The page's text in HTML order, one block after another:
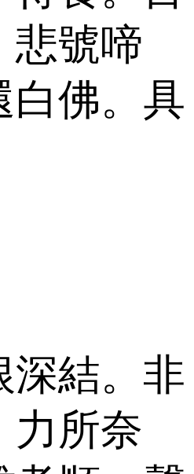
悲號啼
白佛。具
深結。非
力所奈